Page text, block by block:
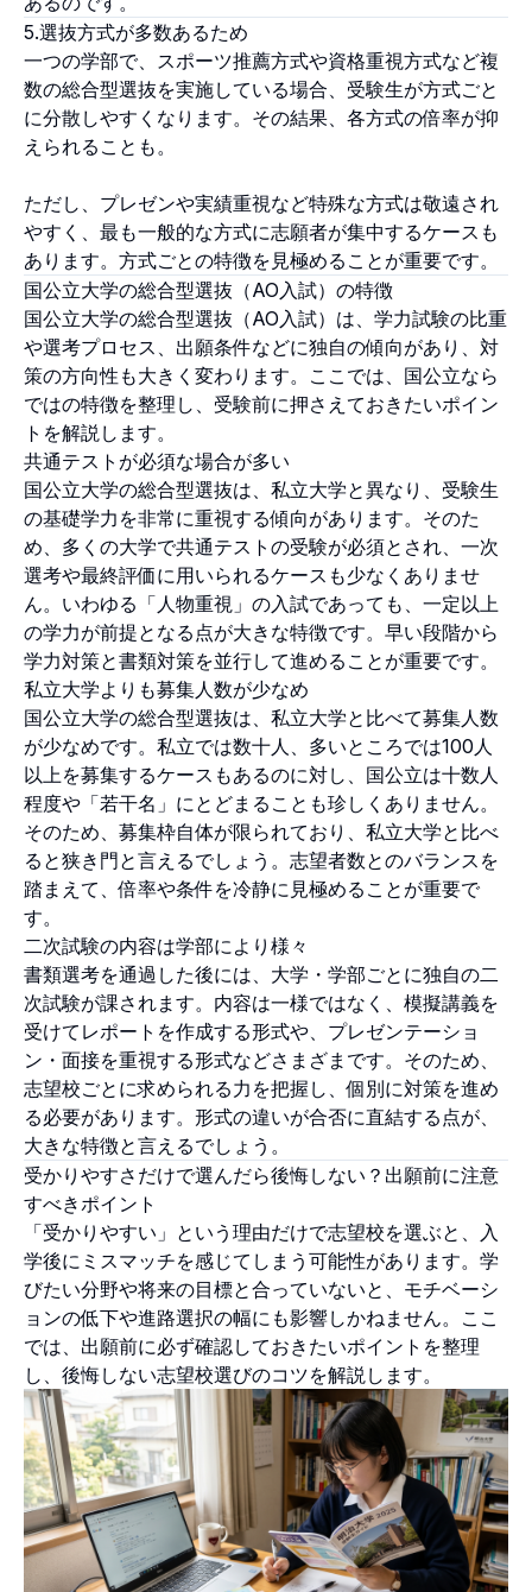
5.選抜方式が多数あるため
一つの学部で、スポーツ推薦方式や資格重視方式など複
数の総合型選抜を実施している場合、受験生が方式ごと
に分散しやすくなります。その結果、各方式の倍率が抑
えられることも。
ただし、プレゼンや実績重視など特殊な方式は敬遠され
やすく、最も一般的な方式に志願者が集中するケースも
あります。方式ごとの特徴を見極めることが重要です。
国公立大学の総合型選抜（AO入試）の特徴
国公立大学の総合型選抜（AO入試）は、学力試験の比重
や選考プロセス、出願条件などに独自の傾向があり、対
策の方向性も大きく変わります。ここでは、国公立なら
ではの特徴を整理し、受験前に押さえておきたいポイン
トを解説します。
共通テストが必須な場合が多い
国公立大学の総合型選抜は、私立大学と異なり、受験生
の基礎学力を非常に重視する傾向があります。そのた
め、多くの大学で共通テストの受験が必須とされ、一次
選考や最終評価に用いられるケースも少なくありませ
ん。いわゆる「人物重視」の入試であっても、一定以上
の学力が前提となる点が大きな特徴です。早い段階から
学力対策と書類対策を並行して進めることが重要です。
私立大学よりも募集人数が少なめ
国公立大学の総合型選抜は、私立大学と比べて募集人数
が少なめです。私立では数十人、多いところでは100人
以上を募集するケースもあるのに対し、国公立は十数人
程度や「若干名」にとどまることも珍しくありません。
そのため、募集枠自体が限られており、私立大学と比べ
ると狭き門と言えるでしょう。志望者数とのバランスを
踏まえて、倍率や条件を冷静に見極めることが重要で
す。
二次試験の内容は学部により様々
書類選考を通過した後には、大学・学部ごとに独自の二
次試験が課されます。内容は一様ではなく、模擬講義を
受けてレポートを作成する形式や、プレゼンテーショ
ン・面接を重視する形式などさまざまです。そのため、
志望校ごとに求められる力を把握し、個別に対策を進め
る必要があります。形式の違いが合否に直結する点が、
大きな特徴と言えるでしょう。
受かりやすさだけで選んだら後悔しない？出願前に注意
すべきポイント
「受かりやすい」という理由だけで志望校を選ぶと、入
学後にミスマッチを感じてしまう可能性があります。学
びたい分野や将来の目標と合っていないと、モチベーシ
ョンの低下や進路選択の幅にも影響しかねません。ここ
では、出願前に必ず確認しておきたいポイントを整理
し、後悔しない志望校選びのコツを解説します。